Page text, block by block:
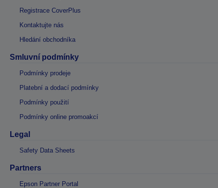
Registrace CoverPlus
Kontaktujte nás
Hledání obchodníka
Smluvní podmínky
Podmínky prodeje
Platební a dodací podmínky
Podmínky použití
Podmínky online promoakcí
Legal
Safety Data Sheets
Partners
Epson Partner Portal